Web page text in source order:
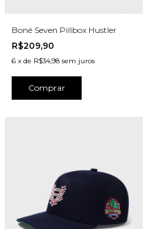
Boné Seven Pillbox Hustler
R$209,90
6 x de R$34,98 sem juros
Comprar